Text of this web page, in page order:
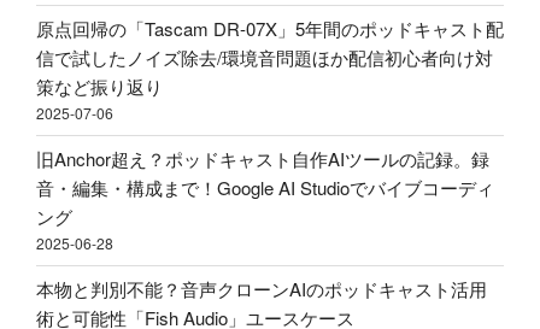
き？
外
部
か
ら
Spotify
ビ
デ
オ
ポ
ッ
ッ
ド
キ
ャ
ス
ト
投
稿
–
Google
AI
ッ
ド
キ
ャ
ス
ト
用
マ
イ
ク
ア
原点回帰の「Tascam DR-07X」5年間のポッドキャスト配
信で試したノイズ除去/環境音問題ほか配信初心者向け対
策など振り返り
2025-07-06
旧Anchor超え？ポッドキャスト自作AIツールの記録。録
音・編集・構成まで！Google AI Studioでバイブコーディ
ング
2025-06-28
本物と判別不能？音声クローンAIのポッドキャスト活用
術と可能性「Fish Audio」ユースケース